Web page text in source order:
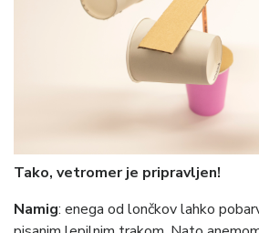
Tako, vetromer je pripravljen!
Namig: enega od lončkov lahko